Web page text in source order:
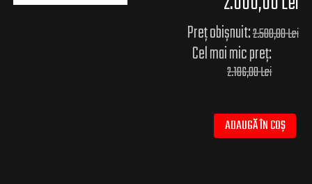
Preț obișnuit:2.500,00 Lei
Cel mai mic preț:
2.186,00 Lei
ADAUGĂ ÎN COȘ